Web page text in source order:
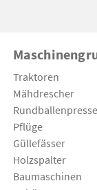
Traktoren
Mähdrescher
Pflüge
Güllefässer
Holzspalter
Baumaschinen